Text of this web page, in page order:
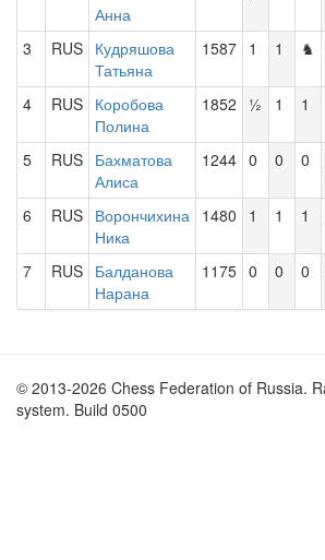
Анна
3 RUS Кудряшова
Татьяна
1587 1 1 ♞
4 RUS Коробова
Полина
1852 ½ 1 1
5 RUS Бахматова
Алиса
1244 0 0 0
6 RUS Ворончихина
Ника
1480 1 1 1
7 RUS Балданова
Нарана
1175 0 0 0
© 2013-2026 Chess Federation of Russia.
system. Build 0500